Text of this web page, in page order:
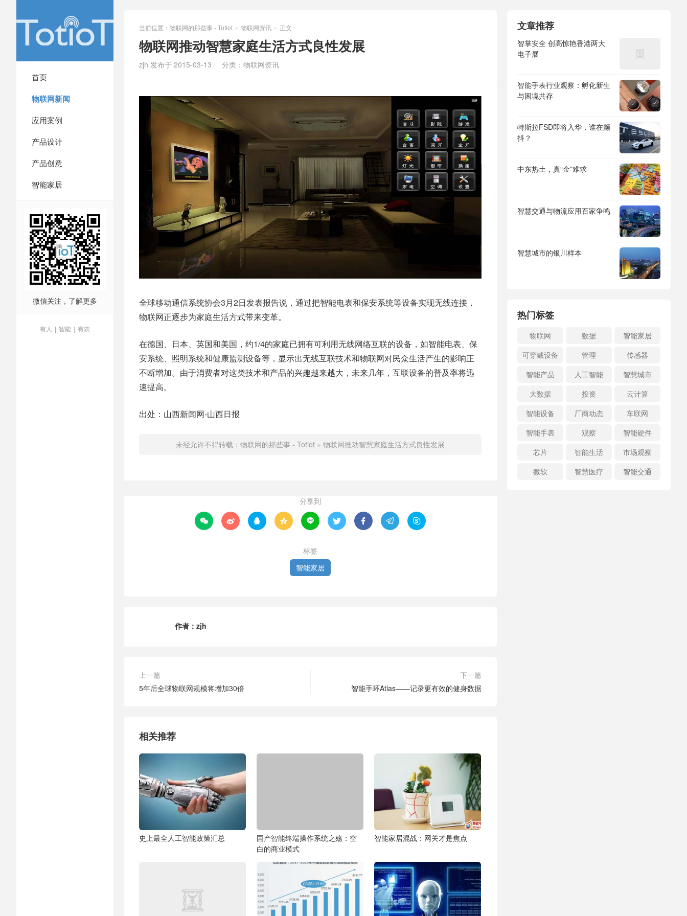
首页
物联网新闻
应用案例
产品设计
产品创意
智能家居
微信关注，了解更多
有人 | 智能 | 有农
当前位置： 物联网的那些事 - Totiot > 物联网资讯 > 正文
物联网推动智慧家庭生活方式良性发展
zjh 发布于 2015-03-13 分类： 物联网资讯
全球移动通信系统协会3月2日发表报告说，通过把智能电表和保安系统等设备实现无线连接，
物联网正逐步为家庭生活方式带来变革。
在德国、日本、英国和美国，约1/4的家庭已拥有可利用无线网络互联的设备，如智能电表、保
安系统、照明系统和健康监测设备等，显示出无线互联技术和物联网对民众生活产生的影响正
不断增加。由于消费者对这类技术和产品的兴趣越来越大，未来几年，互联设备的普及率将迅
速提高。
出处：山西新闻网-山西日报
未经允许不得转载： 物联网的那些事 - Totiot » 物联网推动智慧家庭生活方式良性发展
分享到
        
标签
智能家居
作者： zjh
上一篇
5年后全球物联网规模将增加30倍
下一篇
智能手环Atlas——记录更有效的健身数据
相关推荐
史上最全人工智能政策汇总
国产智能终端操作系统之殇：空
白的商业模式
智能家居混战：网关才是焦点
文章推荐
智掌安全 创高惊艳香港两大
电子展
智能手表行业观察：孵化新生
与困境共存
特斯拉FSD即将入华，谁在颤
抖？
中东热土，真“金”难求
智慧交通与物流应用百家争鸣
智慧城市的银川样本
热门标签
物联网 数据
智能家居
可穿戴设备
管理
传感器
智能产品
人工智能
智慧城市
大数据
投资
云计算
智能设备
厂商动态
车联网
智能手表
观察
智能硬件
芯片
智能生活
市场观察
微软
智慧医疗 智能交通